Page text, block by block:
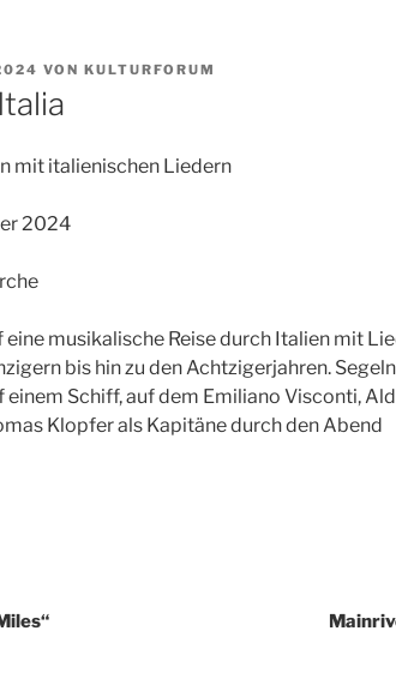
VON KULTURFORUM
mit italienischen Liedern
2024
eine musikalische Reise durch Italien mit
bis hin zu den Achtzigerjahren.
einem Schiff, auf dem Emiliano Visconti,
Klopfer als Kapitäne durch den Abend